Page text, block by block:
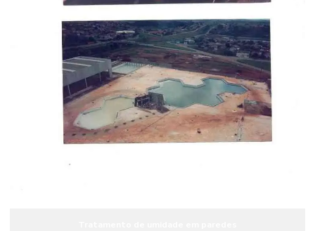
Impermeabilização de tanques
Impermeabilização de telhados
Impermeabilização em telhados com poliuretano
Impermeabilização de telhados sp
Impermeabilização de telhas
Impermeabilização de terraços